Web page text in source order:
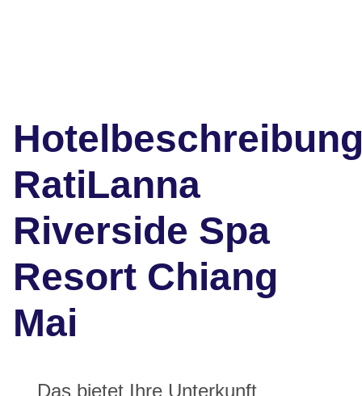
RatiLanna
Riverside Spa
Resort Chiang
Mai
Das bietet Ihre Unterkunft